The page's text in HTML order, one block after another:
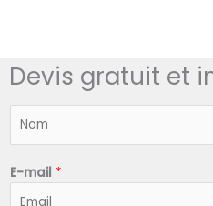
Devis gratuit et
*
E-mail *